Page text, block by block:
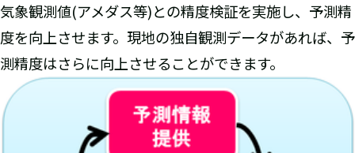
気象観測値(アメダス等)との精度検証を実施し、予測精
度を向上させます。現地の独自観測データがあれば、予
測精度はさらに向上させることができます。